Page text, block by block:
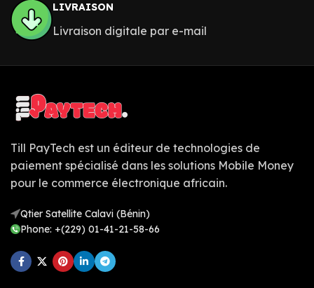
LIVRAISON
Livraison digitale par e-mail
Till PayTech est un éditeur de technologies de
paiement spécialisé dans les solutions Mobile Money
pour le commerce électronique africain.
Qtier Satellite Calavi (Bénin)
Phone: +(229) 01-41-21-58-66